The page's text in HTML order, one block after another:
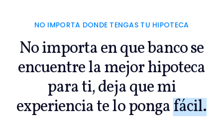
NO IMPORTA DONDE TENGAS TU HIPOTECA
No importa en que banco se
encuentre la mejor hipoteca
para ti, deja que mi
experiencia te lo pongafácil.